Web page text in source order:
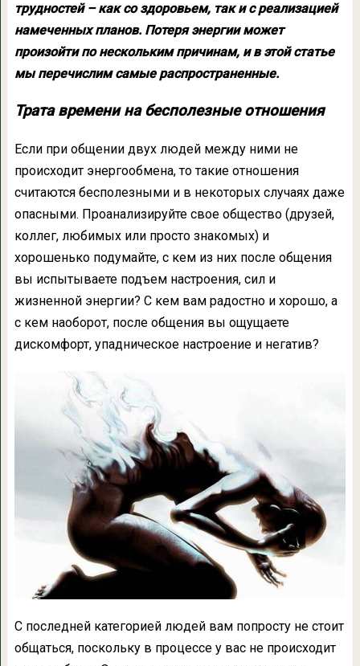
трудностей – как со здоровьем, так и с реализацией
намеченных планов. Потеря энергии может
произойти по нескольким причинам, и в этой статье
мы перечислим самые распространенные.
Трата времени на бесполезные отношения
Если при общении двух людей между ними не
происходит энергообмена, то такие отношения
считаются бесполезными и в некоторых случаях даже
опасными. Проанализируйте свое общество (друзей,
коллег, любимых или просто знакомых) и
хорошенько подумайте, с кем из них после общения
вы испытываете подъем настроения, сил и
жизненной энергии? С кем вам радостно и хорошо, а
с кем наоборот, после общения вы ощущаете
дискомфорт, упадническое настроение и негатив?
С последней категорией людей вам попросту не стоит
общаться, поскольку в процессе у вас не происходит